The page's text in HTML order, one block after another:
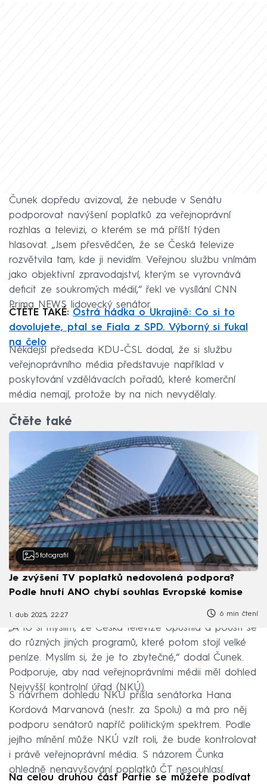
Čunek dopředu avizoval, že nebude v Senátu
podporovat navýšení poplatků za veřejnoprávní
rozhlas a televizi, o kterém se má příští týden
hlasovat. „Jsem přesvědčen, že se Česká televize
rozvětvila tam, kde ji nevidím. Veřejnou službu vnímám
jako objektivní zpravodajství, kterým se vyrovnává
deficit ze soukromých médií,“ řekl ve vysílání CNN
Prima NEWS lidovecký senátor.
ČTĚTE TAKÉ: Ostrá hádka o Ukrajině: Co si to
dovolujete, ptal se Fiala z SPD. Výborný si ťukal
na čelo
Někdejší předseda KDU-ČSL dodal, že si službu
veřejnoprávního média představuje například v
poskytování vzdělávacích pořadů, které komerční
média nemají, protože by na nich nevydělaly.
Čtěte také
5 fotografií
Je zvýšení TV poplatků nedovolená podpora?
Podle hnutí ANO chybí souhlas Evropské komise
1. dub 2025, 22:27 6 min čtení
„A to si myslím, že Česká televize opustila a pouští se
do různých jiných programů, které potom stojí velké
peníze. Myslím si, že je to zbytečné,“ dodal Čunek.
Podporuje, aby nad veřejnoprávními médii měl dohled
Nejvyšší kontrolní úřad (NKÚ).
S návrhem dohledu NKÚ přišla senátorka Hana
Kordová Marvanová (nestr. za Spolu) a má pro něj
podporu senátorů napříč politickým spektrem. Podle
jejího mínění může NKÚ vzít roli, že bude kontrolovat
i právě veřejnoprávní média. S názorem Čunka
ohledně nenavyšování poplatků ČT nesouhlasí.
Na celou druhou část Partie se můžete podívat